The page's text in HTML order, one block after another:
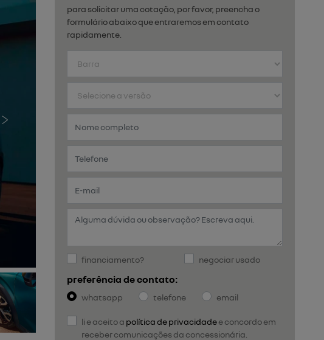
para solicitar uma cotação, por favor, preencha o
formulário abaixo que entraremos em contato
rapidamente.
financiamento? negociar usado
preferência de contato:
whatsapp telefone email
li e aceito a política de privacidadee concordo em
receber comunicações da concessionária.
Próximo